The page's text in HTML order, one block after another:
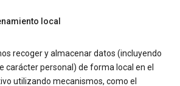
local
recoger y almacenar datos (incluyendo
carácter personal) de forma local en el
utilizando mecanismos, como el